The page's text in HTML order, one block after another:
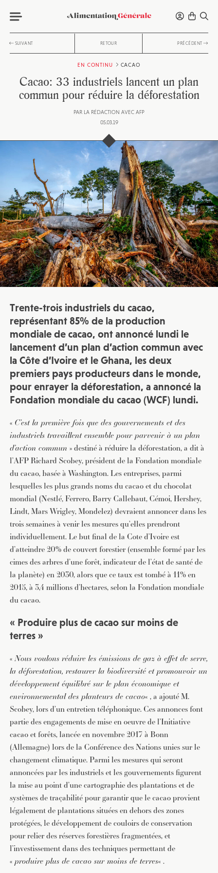
SUIVANT RETOUR PRÉCÉDENT
EN CONTINU CACAO
Cacao: 33 industriels lancent un plan
commun pour réduire la déforestation
PAR LA RÉDACTION AVEC AFP
05.03.19
Trente-trois industriels du cacao,
représentant 85% de la production
mondiale de cacao, ont annoncé lundi le
lancement d’un plan d’action commun avec
la Côte d’Ivoire et le Ghana, les deux
premiers pays producteurs dans le monde,
pour enrayer la déforestation, a annoncé la
Fondation mondiale du cacao (WCF) lundi.
« C’est la première fois que des gouvernements et des
industriels travaillent ensemble pour parvenir à un plan
d’action commun » destiné à réduire la déforestation, a dit à
l’AFP Richard Scobey, président de la Fondation mondiale
du cacao, basée à Washington. Les entreprises, parmi
lesquelles les plus grands noms du cacao et du chocolat
mondial (Nestlé, Ferrero, Barry Callebaut, Cémoi, Hershey,
Lindt, Mars Wrigley, Mondelez) devraient annoncer dans les
trois semaines à venir les mesures qu’elles prendront
individuellement. Le but final de la Cote d’Ivoire est
d’atteindre 20% de couvert forestier (ensemble formé par les
cimes des arbres d’une forêt, indicateur de l’état de santé de
la planète) en 2030, alors que ce taux est tombé à 11% en
2015, à 3,4 millions d’hectares, selon la Fondation mondiale
du cacao.
« Produire plus de cacao sur moins de
terres »
«Nous voulons réduire les émissions de gaz à effet de serre,
la déforestation, restaurer la biodiversité et promouvoir un
développement équilibré sur le plan économique et
environnemental des planteurs de cacao« , a ajouté M.
Scobey, lors d’un entretien téléphonique. Ces annonces font
partie des engagements de mise en oeuvre de l’Initiative
cacao et forêts, lancée en novembre 2017 à Bonn
(Allemagne) lors de la Conférence des Nations unies sur le
changement climatique. Parmi les mesures qui seront
annoncées par les industriels et les gouvernements figurent
la mise au point d’une cartographie des plantations et de
systèmes de traçabilité pour garantir que le cacao provient
légalement de plantations situées en dehors des zones
protégées, le développement de couloirs de conservation
pour relier des réserves forestières fragmentées, et
l’investissement dans des techniques permettant de
« produire plus de cacao sur moins de terres« .